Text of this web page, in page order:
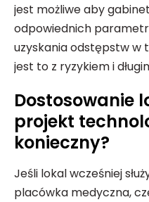
jest możliwe aby
odpowiednich
uzyskania odstępstw w
jest to z ryzykiem i
Dostosowanie
projekt
konieczny?
Jeśli lokal wcześniej
placówka medyczna,